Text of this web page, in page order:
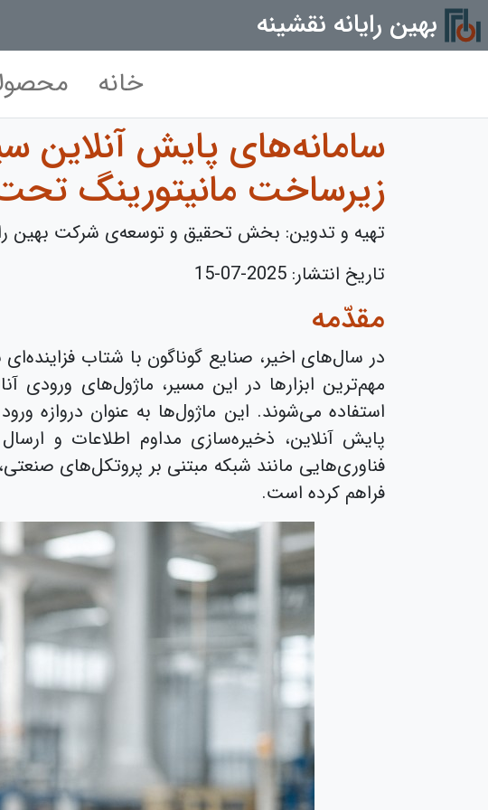
بهین رایانه نقشینه
خانه
زیرساخت مانیتورینگ
تهیه و تدوین: بخش تحقیق و توسعه‌ی شرکت بهین
تاریخ انتشار: 2025-07-15
مقدّمه
در سال‌های اخیر، صنایع گوناگون با شتاب
استفاده می‌شوند. این ماژول‌ها به عنوان دروازه
پایش آنلاین، ذخیره‌سازی مداوم اطلاعات و
فناوری‌هایی مانند شبکه مبتنی بر پروتکل‌های
فراهم کرده است.